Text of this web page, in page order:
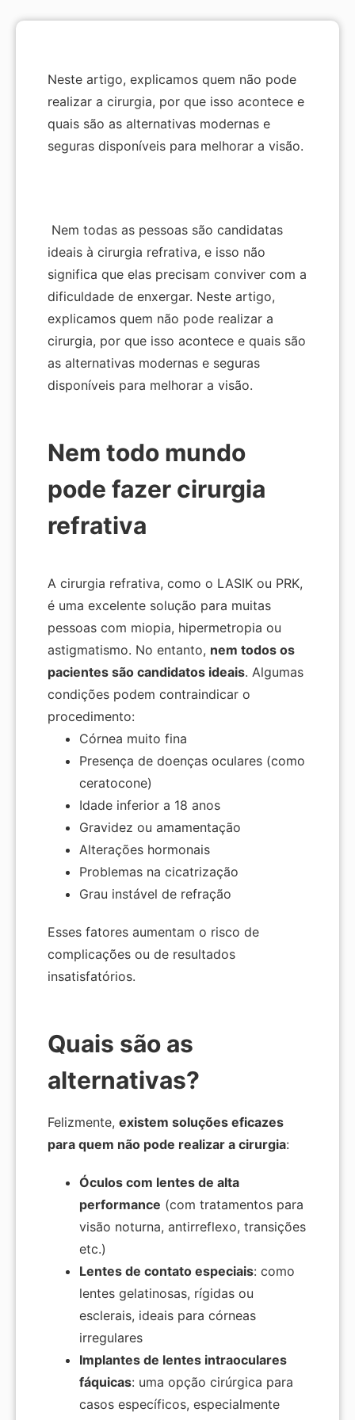
Neste artigo, explicamos quem não pode
realizar a cirurgia, por que isso acontece e
quais são as alternativas modernas e
seguras disponíveis para melhorar a visão.
Nem todas as pessoas são candidatas
ideais à cirurgia refrativa, e isso não
significa que elas precisam conviver com a
dificuldade de enxergar. Neste artigo,
explicamos quem não pode realizar a
cirurgia, por que isso acontece e quais são
as alternativas modernas e seguras
disponíveis para melhorar a visão.
Nem todo mundo
pode fazer cirurgia
refrativa
A cirurgia refrativa, como o LASIK ou PRK,
é uma excelente solução para muitas
pessoas com miopia, hipermetropia ou
astigmatismo. No entanto, nem todos os
pacientes são candidatos ideais. Algumas
condições podem contraindicar o
procedimento:
Córnea muito fina
Presença de doenças oculares (como
ceratocone)
Idade inferior a 18 anos
Gravidez ou amamentação
Alterações hormonais
Problemas na cicatrização
Grau instável de refração
Esses fatores aumentam o risco de
complicações ou de resultados
insatisfatórios.
Quais são as
alternativas?
Felizmente, existem soluções eficazes
para quem não pode realizar a cirurgia:
Óculos com lentes de alta
performance (com tratamentos para
visão noturna, antirreflexo, transições
etc.)
Lentes de contato especiais: como
lentes gelatinosas, rígidas ou
esclerais, ideais para córneas
irregulares
Implantes de lentes intraoculares
fáquicas: uma opção cirúrgica para
casos específicos, especialmente